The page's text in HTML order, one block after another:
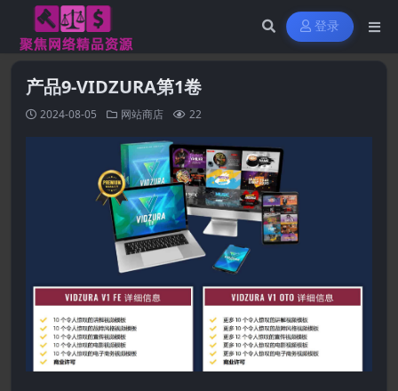
登录
产品9-VIDZURA第1卷
2024-08-05 网站商店 22